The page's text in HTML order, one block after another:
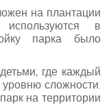
на плантации
в
парка было
где каждый
уровню сложности.
на территории